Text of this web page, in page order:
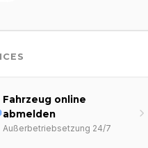
Fahrzeug online
abmelden
Außerbetriebsetzung 24/7